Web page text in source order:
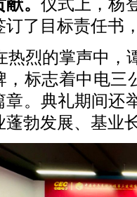
。 仪式上，杨
订了目标责任书
热烈的掌声中，
，标志着中电三
章。典礼期间还
蓬勃发展、基业